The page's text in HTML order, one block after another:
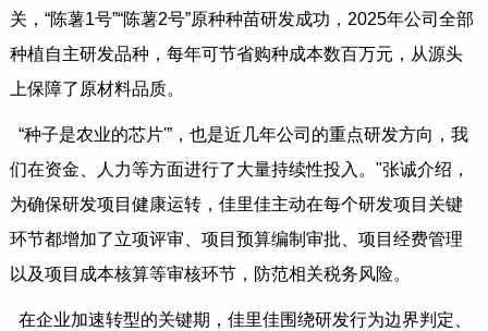
关，“陈薯1号”“陈薯2号”原种种苗研发成功，2025年公司全部
种植自主研发品种，每年可节省购种成本数百万元，从源头
上保障了原材料品质。
“种子是农业的芯片'”，也是近几年公司的重点研发方向，我
们在资金、人力等方面进行了大量持续性投入。"张诚介绍，
为确保研发项目健康运转，佳里佳主动在每个研发项目关键
环节都增加了立项评审、项目预算编制审批、项目经费管理
以及项目成本核算等审核环节，防范相关税务风险。
在企业加速转型的关键期，佳里佳围绕研发行为边界判定、